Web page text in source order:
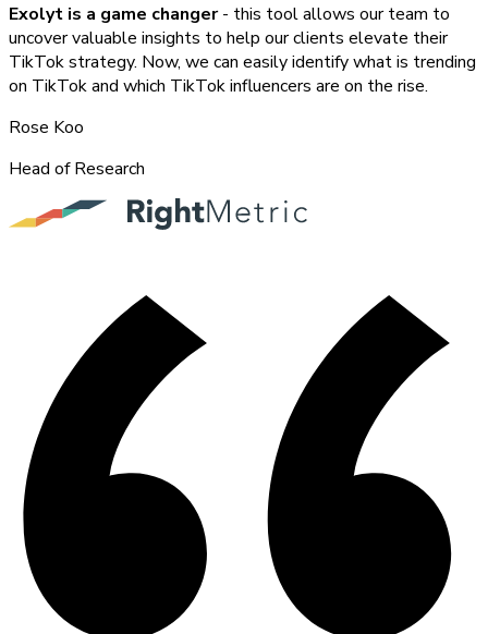
Exolyt is a game changer- this tool allows our team to
uncover valuable insights to help our clients elevate their
TikTok strategy. Now, we can easily identify what is trending
on TikTok and which TikTok influencers are on the rise.
Rose Koo
Head of Research